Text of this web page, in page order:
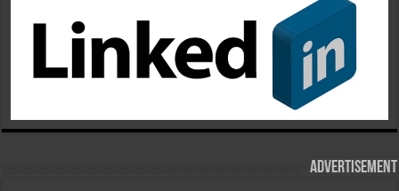
Advertisement